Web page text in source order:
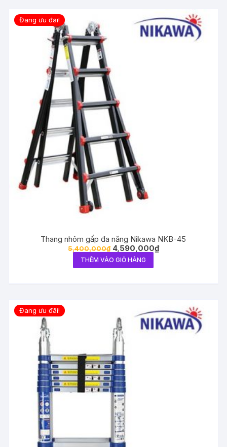
Đang ưu đãi!
Thang nhôm gấp đa năng Nikawa NKB-45
5,400,000₫ 4,590,000₫
THÊM VÀO GIỎ HÀNG
Đang ưu đãi!